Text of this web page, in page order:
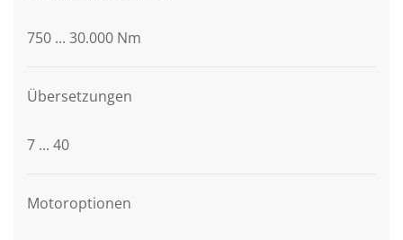
750 ... 30.000 Nm
Übersetzungen
7 ... 40
Motoroptionen